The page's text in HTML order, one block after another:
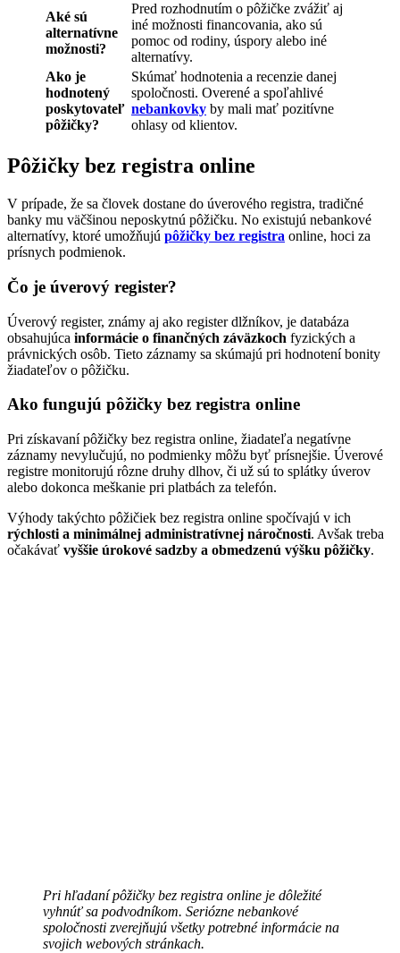
Aké sú
alternatívne
možnosti?
Pred rozhodnutím o pôžičke zvážiť aj
iné možnosti financovania, ako sú
pomoc od rodiny, úspory alebo iné
alternatívy.
Ako je
hodnotený
poskytovateľ
pôžičky?
Skúmať hodnotenia a recenzie danej
spoločnosti. Overené a spoľahlivé
nebankovky by mali mať pozitívne
ohlasy od klientov.
Pôžičky bez registra online
V prípade, že sa človek dostane do úverového registra, tradičné
banky mu väčšinou neposkytnú pôžičku. No existujú nebankové
alternatívy, ktoré umožňujú pôžičky bez registra online, hoci za
prísnych podmienok.
Čo je úverový register?
Úverový register, známy aj ako register dlžníkov, je databáza
obsahujúca informácie o finančných záväzkoch fyzických a
právnických osôb. Tieto záznamy sa skúmajú pri hodnotení bonity
žiadateľov o pôžičku.
Ako fungujú pôžičky bez registra online
Pri získavaní pôžičky bez registra online, žiadateľa negatívne
záznamy nevylučujú, no podmienky môžu byť prísnejšie. Úverové
registre monitorujú rôzne druhy dlhov, či už sú to splátky úverov
alebo dokonca meškanie pri platbách za telefón.
Výhody takýchto pôžičiek bez registra online spočívajú v ich
rýchlosti a minimálnej administratívnej náročnosti. Avšak treba
očakávať vyššie úrokové sadzby a obmedzenú výšku pôžičky.
Pri hľadaní pôžičky bez registra online je dôležité
vyhnúť sa podvodníkom. Seriózne nebankové
spoločnosti zverejňujú všetky potrebné informácie na
svojich webových stránkach.